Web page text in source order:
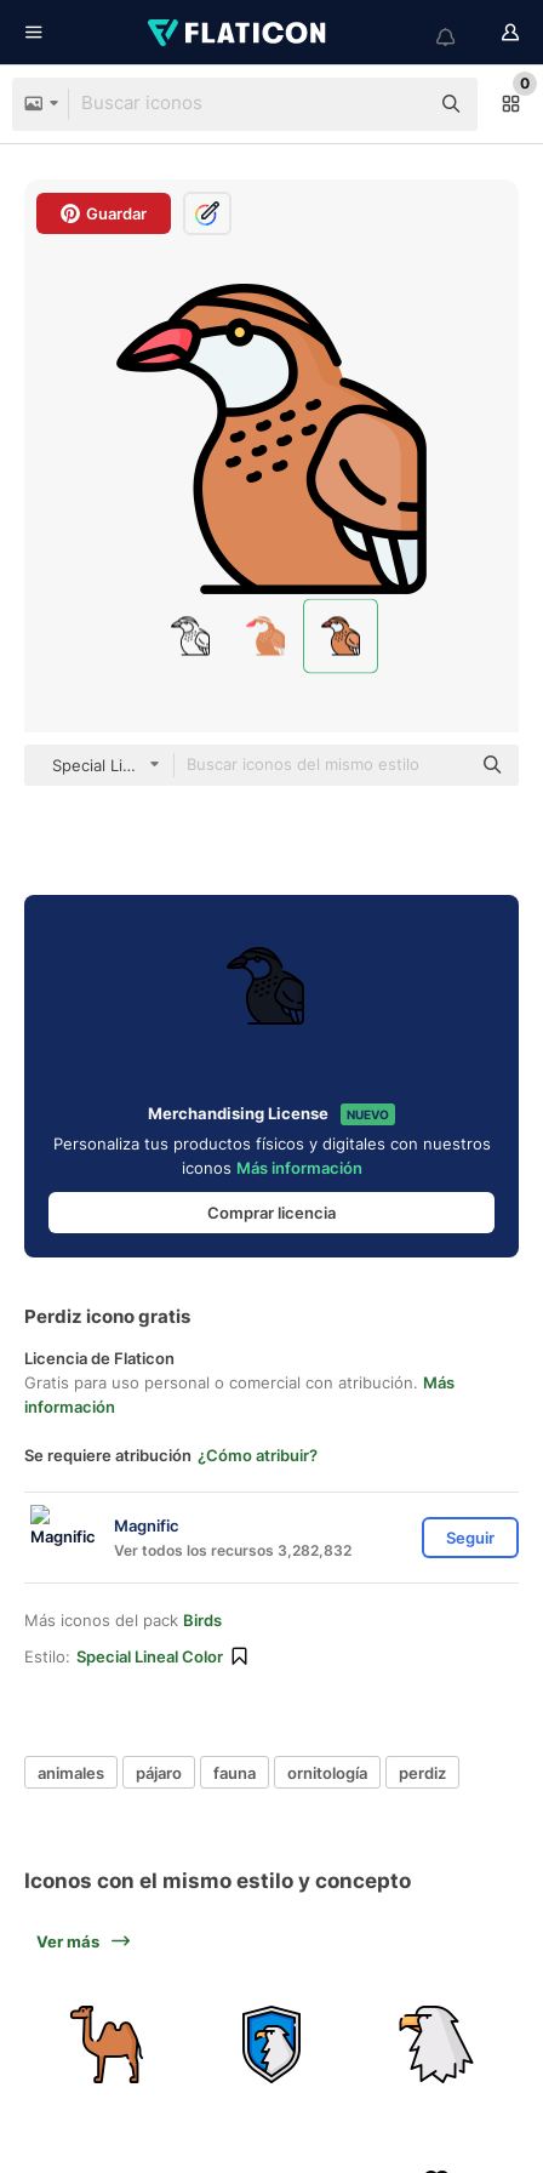
0
Guardar
Special Lineal color
Merchandising License NUEVO
Personaliza tus productos físicos y digitales con nuestros
iconos Más información
Comprar licencia
Perdiz icono gratis
Licencia de Flaticon
Gratis para uso personal o comercial con atribución. Más
información
Se requiere atribución ¿Cómo atribuir?
Magnific
Ver todos los recursos 3,282,832
Seguir
Más iconos del pack Birds
Estilo: Special Lineal Color
animales pájaro fauna ornitología perdiz
Iconos con el mismo estilo y concepto
Ver más